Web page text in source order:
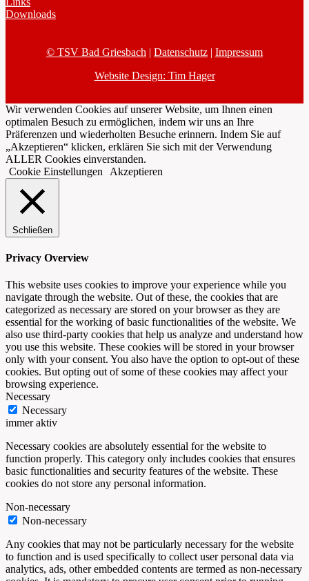
Downloads
© TSV Bad Griesbach | Datenschutz | Impressum
Website Design: Tim Hager
Wir verwenden Cookies auf unserer Website, um Ihnen einen
optimalen Besuch zu ermöglichen, indem wir uns an Ihre
Präferenzen und wiederholten Besuche erinnern. Indem Sie auf
„Akzeptieren“ klicken, erklären Sie sich mit der Verwendung
ALLER Cookies einverstanden.
Cookie Einstellungen
Akzeptieren
Schließen
Privacy Overview
This website uses cookies to improve your experience while you
navigate through the website. Out of these, the cookies that are
categorized as necessary are stored on your browser as they are
essential for the working of basic functionalities of the website. We
also use third-party cookies that help us analyze and understand how
you use this website. These cookies will be stored in your browser
only with your consent. You also have the option to opt-out of these
cookies. But opting out of some of these cookies may affect your
browsing experience.
Necessary
Necessary
immer aktiv
Necessary cookies are absolutely essential for the website to
function properly. This category only includes cookies that ensures
basic functionalities and security features of the website. These
cookies do not store any personal information.
Non-necessary
Non-necessary
Any cookies that may not be particularly necessary for the website
to function and is used specifically to collect user personal data via
analytics, ads, other embedded contents are termed as non-necessary